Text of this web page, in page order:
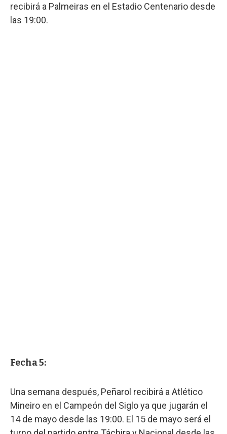
recibirá a Palmeiras en el Estadio Centenario desde
las 19:00.
Fecha 5:
Una semana después, Peñarol recibirá a Atlético
Mineiro en el Campeón del Siglo ya que jugarán el
14 de mayo desde las 19:00. El 15 de mayo será el